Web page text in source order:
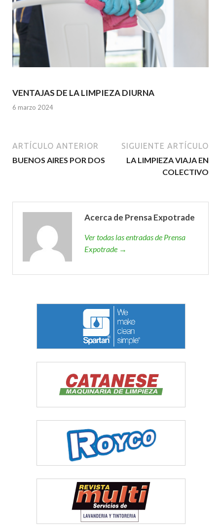
VENTAJAS DE LA LIMPIEZA DIURNA
6 marzo 2024
ARTÍCULO ANTERIOR
BUENOS AIRES POR DOS
SIGUIENTE ARTÍCULO
LA LIMPIEZA VIAJA EN
COLECTIVO
Acerca de Prensa Expotrade
Ver todas las entradas de Prensa
Expotrade →